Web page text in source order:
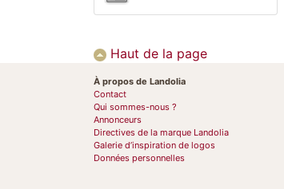
Haut de la page
À propos de Landolia
Contact
Qui sommes-nous ?
Annonceurs
Directives de la marque Landolia
Galerie d’inspiration de logos
Données personnelles